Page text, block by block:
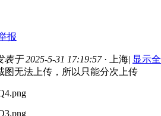
报
表于 2025-5-31 17:19:57· 上海| 显示
图无法上传，所以只能分次上传